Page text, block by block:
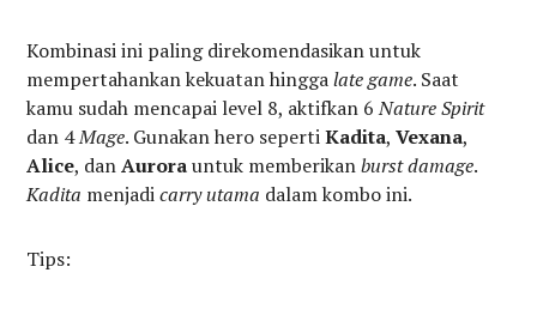
Kombinasi ini paling direkomendasikan untuk
mempertahankan kekuatan hinggalate game. Saat
kamu sudah mencapai level 8, aktifkan 6Nature Spirit
dan 4Mage. Gunakan hero sepertiKadita,Vexana,
Alice, danAurorauntuk memberikanburst damage.
Kadita menjadicarry utama dalam kombo ini.
Tips: